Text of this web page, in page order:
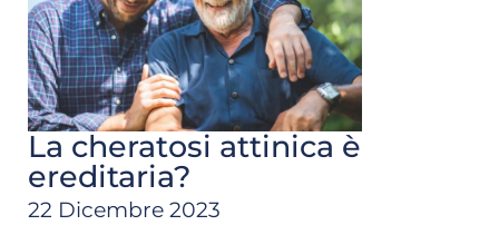
La cheratosi attinica è
ereditaria?
22 Dicembre 2023